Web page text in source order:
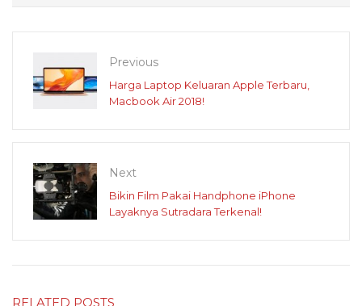
Previous
Harga Laptop Keluaran Apple Terbaru,
Macbook Air 2018!
Next
Bikin Film Pakai Handphone iPhone
Layaknya Sutradara Terkenal!
RELATED POSTS